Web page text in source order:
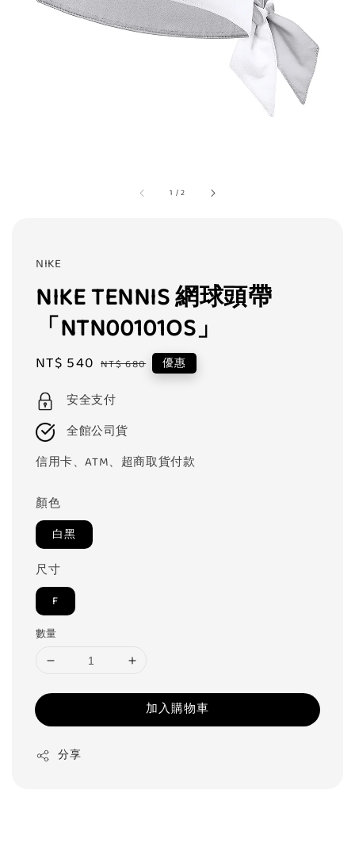
1 /2
NIKE
NIKE TENNIS 網球頭帶
「NTN00101OS」
Sale
NT$ 540 Regular
NT$ 680 優惠
安全支付
全館公司貨
信用卡、ATM、超商取貨付款
顏色
白黑
尺寸
F
數量
加入購物車
分享